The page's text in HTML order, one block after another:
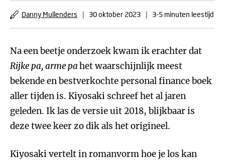
Danny Mullenders | 30 oktober 2023 | 3-5 minuten leestijd
Na een beetje onderzoek kwam ik erachter dat
Rijke pa, arme pahet waarschijnlijk meest
bekende en bestverkochte personal finance boek
aller tijden is. Kiyosaki schreef het al jaren
geleden. Ik las de versie uit 2018, blijkbaar is
deze twee keer zo dik als het origineel.
Kiyosaki vertelt in romanvorm hoe je los kan